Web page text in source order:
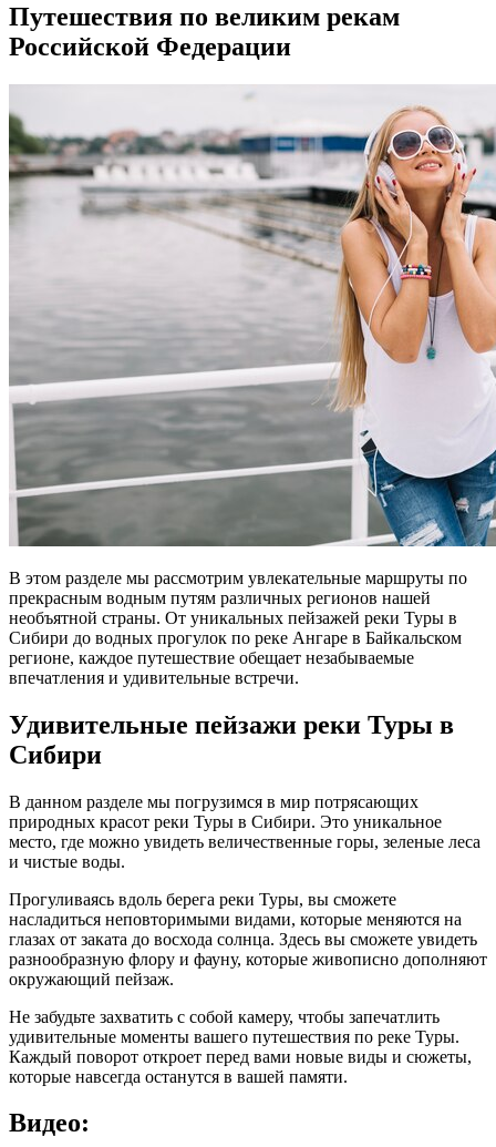
Путешествия по великим рекам
Российской Федерации
В этом разделе мы рассмотрим увлекательные маршруты по
прекрасным водным путям различных регионов нашей
необъятной страны. От уникальных пейзажей реки Туры в
Сибири до водных прогулок по реке Ангаре в Байкальском
регионе, каждое путешествие обещает незабываемые
впечатления и удивительные встречи.
Удивительные пейзажи реки Туры в
Сибири
В данном разделе мы погрузимся в мир потрясающих
природных красот реки Туры в Сибири. Это уникальное
место, где можно увидеть величественные горы, зеленые леса
и чистые воды.
Прогуливаясь вдоль берега реки Туры, вы сможете
насладиться неповторимыми видами, которые меняются на
глазах от заката до восхода солнца. Здесь вы сможете увидеть
разнообразную флору и фауну, которые живописно дополняют
окружающий пейзаж.
Не забудьте захватить с собой камеру, чтобы запечатлить
удивительные моменты вашего путешествия по реке Туры.
Каждый поворот откроет перед вами новые виды и сюжеты,
которые навсегда останутся в вашей памяти.
Видео: